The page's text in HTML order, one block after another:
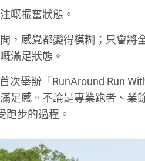
嘅振奮狀態。
，感覺都變得模糊；只會
滿足狀態。
次舉辦「RunAround Run
足感。不論是專業跑者、
跑步的過程。